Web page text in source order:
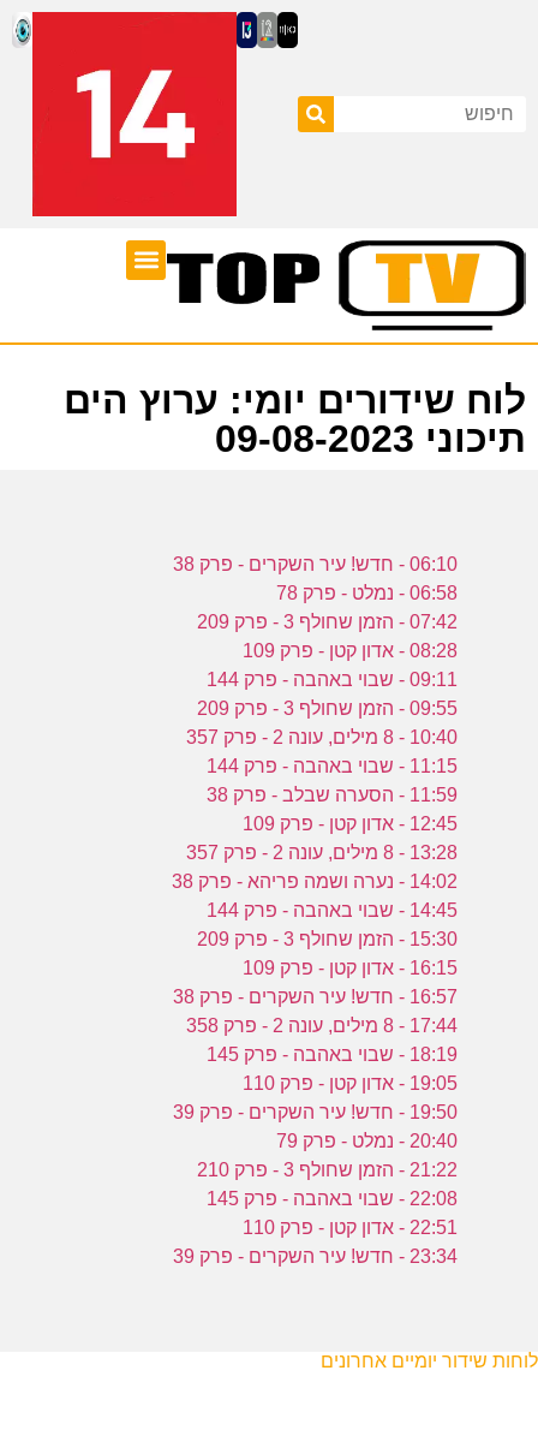
לוח שידורים יומי: ערוץ הים
תיכוני 09-08-2023
06:10 - חדש! עיר השקרים - פרק 38
06:58 - נמלט - פרק 78
07:42 - הזמן שחולף 3 - פרק 209
08:28 - אדון קטן - פרק 109
09:11 - שבוי באהבה - פרק 144
09:55 - הזמן שחולף 3 - פרק 209
10:40 - 8 מילים, עונה 2 - פרק 357
11:15 - שבוי באהבה - פרק 144
11:59 - הסערה שבלב - פרק 38
12:45 - אדון קטן - פרק 109
13:28 - 8 מילים, עונה 2 - פרק 357
14:02 - נערה ושמה פריהא - פרק 38
14:45 - שבוי באהבה - פרק 144
15:30 - הזמן שחולף 3 - פרק 209
16:15 - אדון קטן - פרק 109
16:57 - חדש! עיר השקרים - פרק 38
17:44 - 8 מילים, עונה 2 - פרק 358
18:19 - שבוי באהבה - פרק 145
19:05 - אדון קטן - פרק 110
19:50 - חדש! עיר השקרים - פרק 39
20:40 - נמלט - פרק 79
21:22 - הזמן שחולף 3 - פרק 210
22:08 - שבוי באהבה - פרק 145
22:51 - אדון קטן - פרק 110
23:34 - חדש! עיר השקרים - פרק 39
לוחות שידור יומיים אחרונים